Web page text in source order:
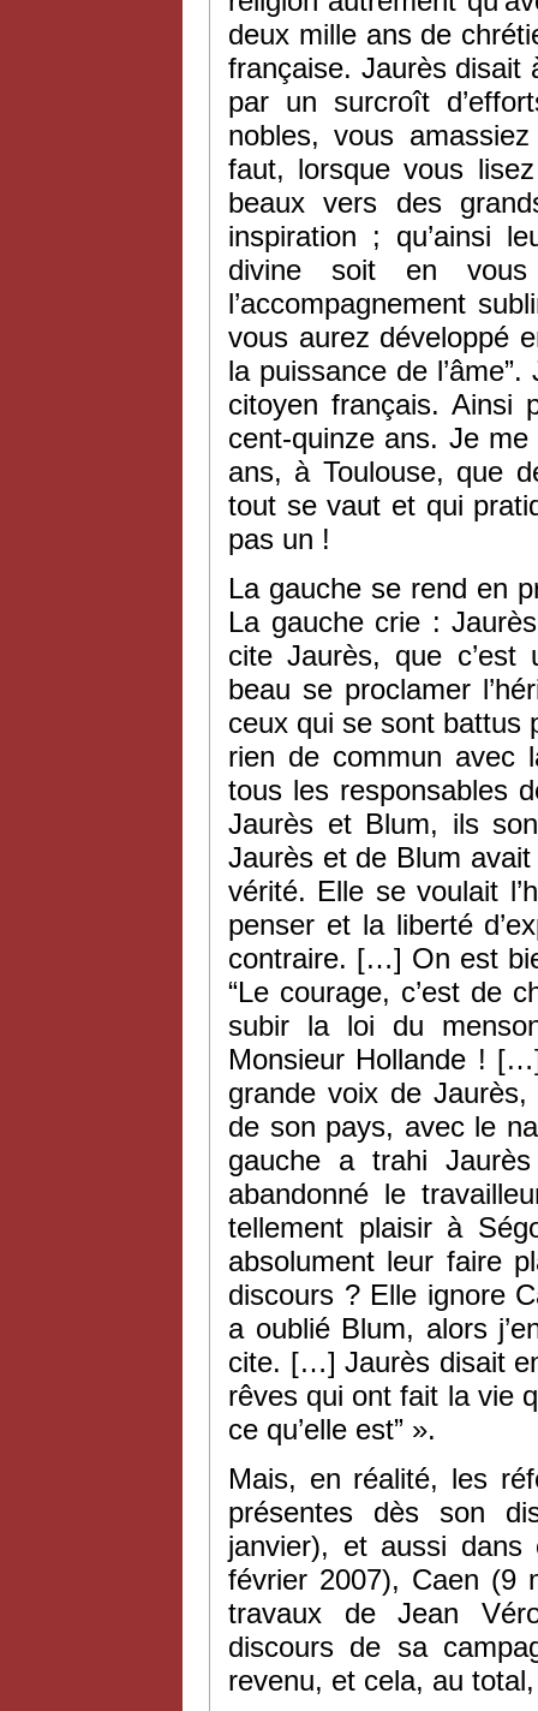
deux mille ans de
française. Jaurès disait
par un surcroît
nobles, vous
faut, lorsque vous
beaux vers des
inspiration ; qu’ainsi
divine soit en
l’accompagnement
vous aurez développé
la puissance de
citoyen français. Ainsi
cent-quinze ans. Je
ans, à Toulouse, que
tout se vaut et qui
pas un !
La gauche se rend en
La gauche crie :
cite Jaurès, que c’est
beau se proclamer
ceux qui se sont battus
rien de commun
tous les responsables
Jaurès et Blum, ils
Jaurès et de Blum
vérité. Elle se voulait
penser et la liberté
contraire. […] On est
“Le courage, c’est de
subir la loi du
Monsieur Hollande !
grande voix de
de son pays, avec le
gauche a trahi
abandonné le
tellement plaisir à
absolument leur faire
discours ? Elle ignore
a oublié Blum, alors
cite. […] Jaurès disait
rêves qui ont fait la vie
ce qu’elle est” ».
Mais, en réalité, les
présentes dès son
janvier), et aussi
février 2007), Caen (9
travaux de Jean
discours de sa
revenu, et cela, au